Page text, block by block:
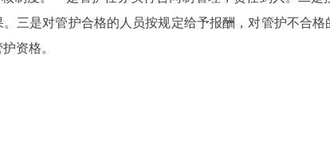
三是对管护合格的人员按规定给予报酬，对管护不合
资格。